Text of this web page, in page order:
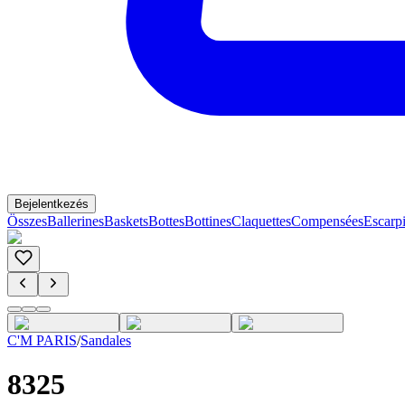
Bejelentkezés
ÖsszesBallerinesBasketsBottesBottinesClaquettesCompensées
C'M PARIS/Sandales
8325